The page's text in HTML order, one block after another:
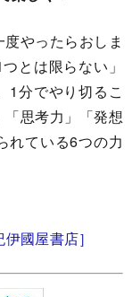
やったらおしま
とは限らない」
1分でやり切るこ
思考力」「発想
れている6つの力
伊國屋書店］